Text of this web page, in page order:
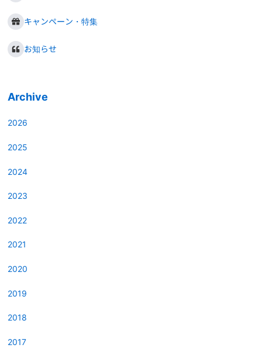
キャンペーン・特集
お知らせ
Archive
2026
2025
2024
2023
2022
2021
2020
2019
2018
2017